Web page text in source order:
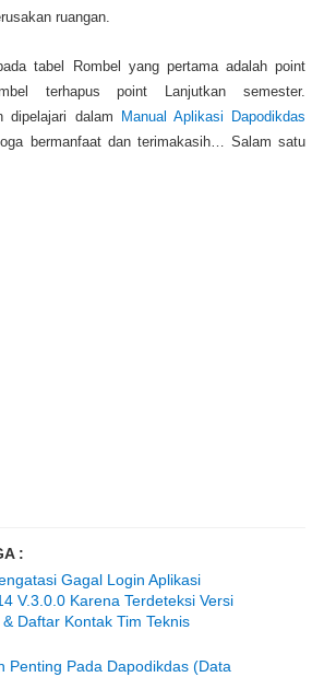
ruangan.
tabel Rombel yang pertama adalah point
terhapus point Lanjutkan semester.
dipelajari dalam Manual Aplikasi Dapodikdas
bermanfaat dan terimakasih… Salam satu
:
Gagal Login Aplikasi
V.3.0.0 Karena Terdeteksi Versi
Daftar Kontak Tim Teknis
Penting Pada Dapodikdas (Data